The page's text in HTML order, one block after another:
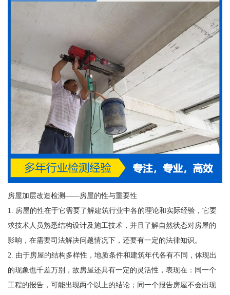
房屋加层改造检测——房屋的性与重要性
1. 房屋的性在于它需要了解建筑行业中各的理论和实际经验，它要
求技术人员熟悉结构设计及施工技术，并且了解自然状态对房屋的
影响，在需要司法解决问题情况下，还要有一定的法律知识。
2. 由于房屋的结构多样性，地质条件和建筑年代各有不同，体现出
的现象也千差万别，故房屋还具有一定的灵活性，表现在：同一个
工程的报告，可能出现两个以上的结论；同一个报告房屋不会出现